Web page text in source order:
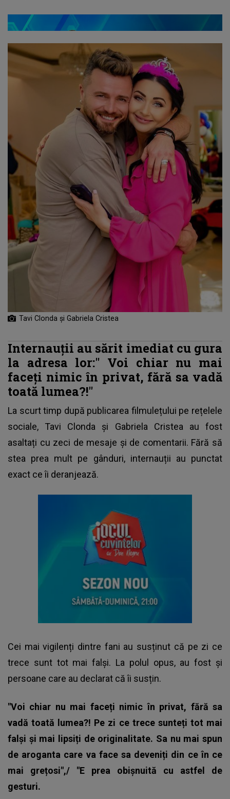
Tavi Clonda și Gabriela Cristea
Internauții au sărit imediat cu gura
la adresa lor:" Voi chiar nu mai
faceți nimic în privat, fără sa vadă
toată lumea?!"
La scurt timp după publicarea filmulețului pe rețelele
sociale, Tavi Clonda și Gabriela Cristea au fost
asaltați cu zeci de mesaje și de comentarii. Fără să
stea prea mult pe gânduri, internauții au punctat
exact ce îi deranjează.
Cei mai vigilenți dintre fani au susținut că pe zi ce
trece sunt tot mai falși. La polul opus, au fost și
persoane care au declarat că îi susțin.
"Voi chiar nu mai faceți nimic în privat, fără sa
vadă toată lumea?! Pe zi ce trece sunteți tot mai
falși și mai lipsiți de originalitate. Sa nu mai spun
de aroganta care va face sa deveniți din ce în ce
mai grețosi",/ "E prea obișnuită cu astfel de
gesturi.